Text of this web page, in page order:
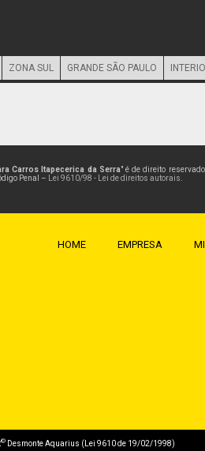
ZONA SUL GRANDE SÃO PAULO
Carros Itapecerica da Serra" é de direito
Penal –
Lei 9610/98 - Lei de direitos autorais
HOME EMPRESA
© Desmonte Aquarius (Lei 9610 de 19/02/1998)